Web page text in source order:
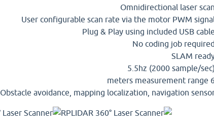
Omnidirectional laser scan
User configurable scan rate via the motor PWM
Plug & Play using included USB cable
No coding job
SLAM
5.5hz (2000 sample/sec)
6 meters
Obstacle avoidance, mapping localization, navigation